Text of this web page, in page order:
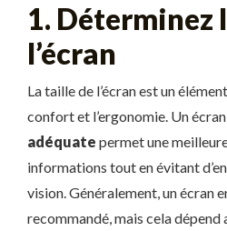
1. Déterminez
l’écran
La taille de l’écran est un
confort et l’ergonomie. Un écran
adéquate permet une
informations tout en évitant
vision. Généralement, un écran
recommandé, mais cela dépend